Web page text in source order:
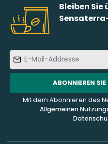
Bleiben Sie
ABONNIEREN
Mit dem Abonnieren des
Allgemeinen